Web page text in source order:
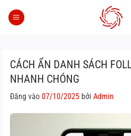
qua
CÁCH ẨN DANH SÁCH
NHANH CHÓNG
Đăng vào 07/10/2025 bởi Admin